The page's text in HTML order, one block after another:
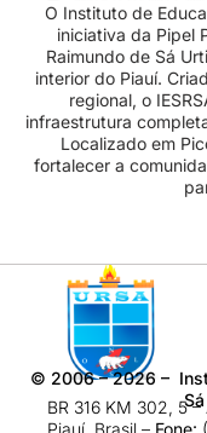
O Instituto de
iniciativa da Pipel
Raimundo de Sá
interior do Piauí.
regional, o
infraestrutura
Localizado em
fortalecer a
© 2006 – 2026 –
BR 316 KM 302, 5
Piauí, Brasil – Fone: